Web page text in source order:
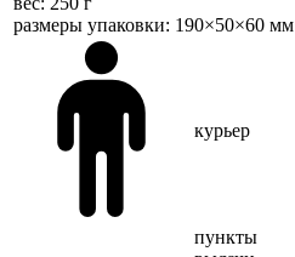
размеры упаковки: 190×50×60 мм
курьер
пункты